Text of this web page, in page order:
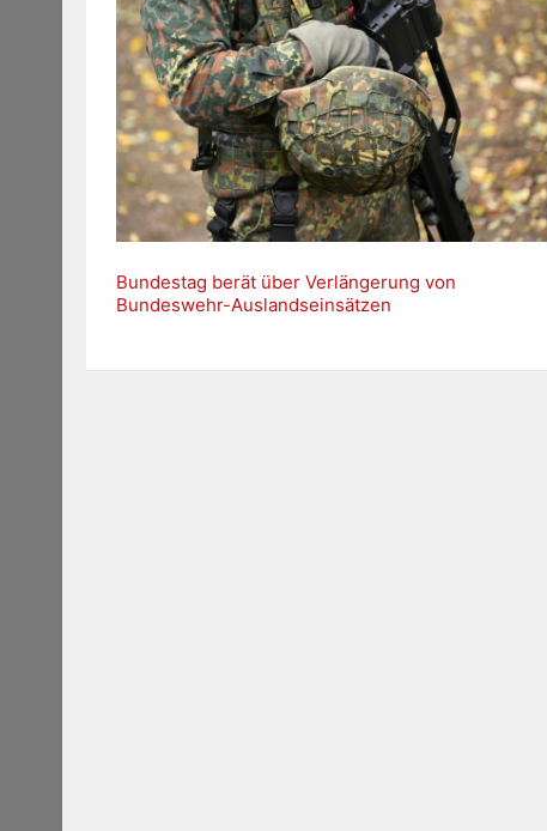
Bundestag berät über Verlängerung von
Bundeswehr-Auslandseinsätzen